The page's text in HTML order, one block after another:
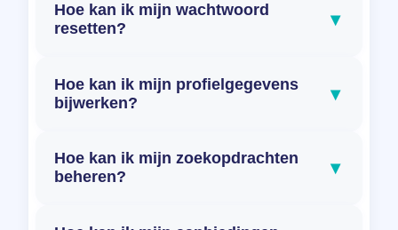
Hoe kan ik mijn wachtwoord
resetten?
▾
Hoe kan ik mijn profielgegevens
bijwerken?
▾
Hoe kan ik mijn zoekopdrachten
beheren?
▾